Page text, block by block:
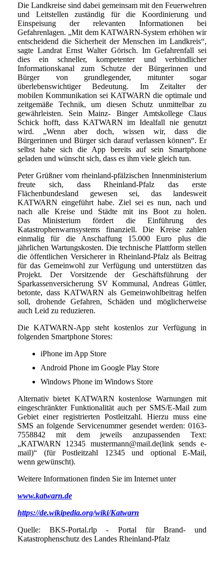
Die Landkreise sind dabei gemeinsam mit den Feuerwehren
und Leitstellen zuständig für die Koordinierung und
Einspeisung der relevanten Informationen bei
Gefahrenlagen. „Mit dem KATWARN-System erhöhen wir
entscheidend die Sicherheit der Menschen im Landkreis“,
sagte Landrat Ernst Walter Görisch. Im Gefahrenfall sei
dies ein schneller, kompetenter und verbindlicher
Informationskanal zum Schutze der Bürgerinnen und
Bürger von grundlegender, mitunter sogar
überlebenswichtiger Bedeutung. Im Zeitalter der
mobilen Kommunikation sei KATWARN die optimale und
zeitgemäße Technik, um diesen Schutz unmittelbar zu
gewährleisten. Sein Mainz- Binger Amtskollege Claus
Schick hofft, dass KATWARN im Idealfall nie genutzt
wird. „Wenn aber doch, wissen wir, dass die
Bürgerinnen und Bürger sich darauf verlassen können“. Er
selbst habe sich die App bereits auf sein Smartphone
geladen und wünscht sich, dass es ihm viele gleich tun.
Peter Grüßner vom rheinland-pfälzischen Innenministerium
freute sich, dass Rheinland-Pfalz das erste
Flächenbundesland gewesen sei, das landesweit
KATWARN eingeführt habe. Ziel sei es nun, nach und
nach alle Kreise und Städte mit ins Boot zu holen.
Das Ministerium fördert die Einführung des
Katastrophenwarnsystems finanziell. Die Kreise zahlen
einmalig für die Anschaffung 15.000 Euro plus die
jährlichen Wartungskosten. Die technische Plattform stellen
die öffentlichen Versicherer in Rheinland-Pfalz als Beitrag
für das Gemeinwohl zur Verfügung und unterstützen das
Projekt. Der Vorsitzende der Geschäftsführung der
Sparkassenversicherung SV Kommunal, Andreas Güttler,
betonte, dass KATWARN als Gemeinwohlbeitrag helfen
soll, drohende Gefahren, Schäden und möglicherweise
auch Leid zu reduzieren.
Die KATWARN-App steht kostenlos zur Verfügung in
folgenden Smartphone Stores:
iPhone im App Store
Android Phone im Google Play Store
Windows Phone im Windows Store
Alternativ bietet KATWARN kostenlose Warnungen mit
eingeschränkter Funktionalität auch per SMS/E-Mail zum
Gebiet einer registrierten Postleitzahl. Hierzu muss eine
SMS an folgende Servicenummer gesendet werden: 0163-
7558842 mit dem jeweils anzupassenden Text:
„KATWARN 12345 mustermann@mail.de(link sends e-
mail)“ (für Postleitzahl 12345 und optional E-Mail,
wenn gewünscht).
Weitere Informationen finden Sie im Internet unter
www.katwarn.de
https://de.wikipedia.org/wiki/Katwarn
Quelle: BKS-Portal.rlp - Portal für Brand- und
Katastrophenschutz des Landes Rheinland-Pfalz